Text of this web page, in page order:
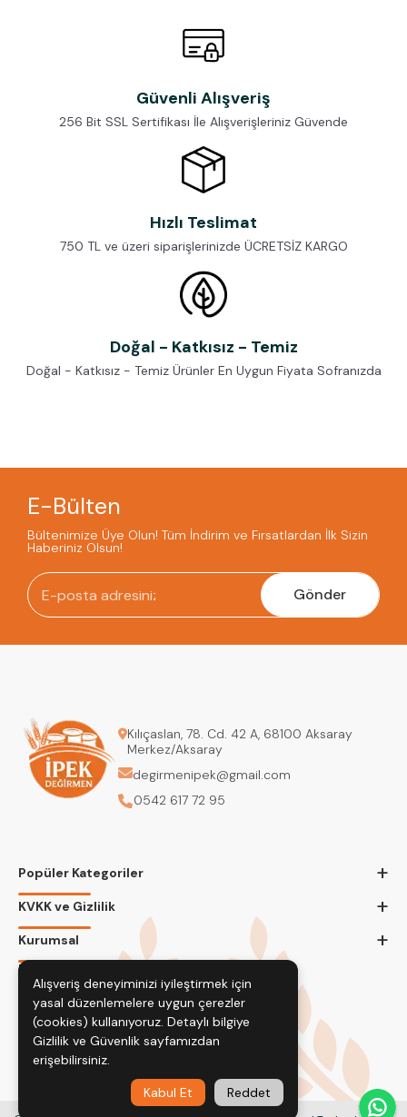
Güvenli Alışveriş
256 Bit SSL Sertifikası İle Alışverişleriniz Güvende
Hızlı Teslimat
750 TL ve üzeri siparişlerinizde ÜCRETSİZ KARGO
Doğal - Katkısız - Temiz
Doğal - Katkısız - Temiz Ürünler En Uygun Fiyata Sofranızda
E-Bülten
Bültenimize Üye Olun! Tüm İndirim ve Fırsatlardan İlk Sizin
Haberiniz Olsun!
Gönder
Kılıçaslan, 78. Cd. 42 A, 68100 Aksaray
Merkez/Aksaray
degirmenipek@gmail.com
0542 617 72 95
Popüler Kategoriler +
KVKK ve Gizlilik +
Kurumsal +
Bizi Takip Edin
Alışveriş deneyiminizi iyileştirmek için
yasal düzenlemelere uygun çerezler
(cookies) kullanıyoruz. Detaylı bilgiye
Gizlilik ve Güvenlik sayfamızdan
erişebilirsiniz.
Kabul Et
Reddet